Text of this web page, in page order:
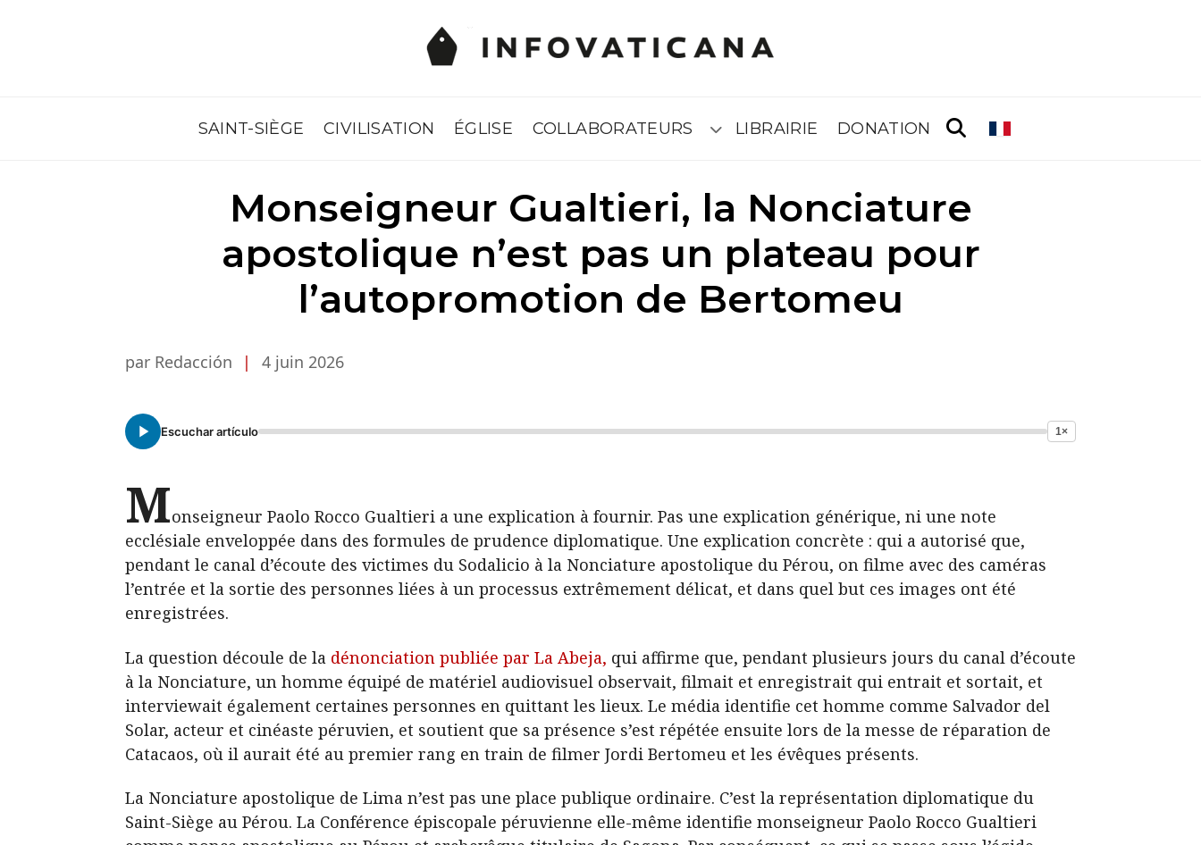
SAINT-SIÈGE CIVILISATION ÉGLISE COLLABORATEURS Submenú
LIBRAIRIE DONATION
Monseigneur Gualtieri, la Nonciature
apostolique n’est pas un plateau pour
l’autopromotion de Bertomeu
par Redacción | 4 juin 2026
Escuchar artículo 1×
Monseigneur Paolo Rocco Gualtieri a une explication à fournir. Pas une explication générique, ni une note
ecclésiale enveloppée dans des formules de prudence diplomatique. Une explication concrète : qui a autorisé que,
pendant le canal d’écoute des victimes du Sodalicio à la Nonciature apostolique du Pérou, on filme avec des caméras
l’entrée et la sortie des personnes liées à un processus extrêmement délicat, et dans quel but ces images ont été
enregistrées.
La question découle de la dénonciation publiée par La Abeja, qui affirme que, pendant plusieurs jours du canal d’écoute
à la Nonciature, un homme équipé de matériel audiovisuel observait, filmait et enregistrait qui entrait et sortait, et
interviewait également certaines personnes en quittant les lieux. Le média identifie cet homme comme Salvador del
Solar, acteur et cinéaste péruvien, et soutient que sa présence s’est répétée ensuite lors de la messe de réparation de
Catacaos, où il aurait été au premier rang en train de filmer Jordi Bertomeu et les évêques présents.
La Nonciature apostolique de Lima n’est pas une place publique ordinaire. C’est la représentation diplomatique du
Saint-Siège au Pérou. La Conférence épiscopale péruvienne elle-même identifie monseigneur Paolo Rocco Gualtieri